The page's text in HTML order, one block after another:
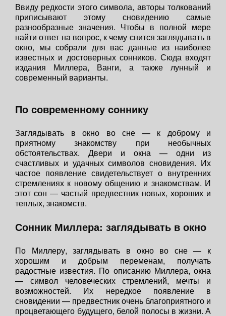
Ввиду редкости этого символа, авторы толкований
приписывают этому сновидению самые
разнообразные значения. Чтобы в полной мере
найти ответ на вопрос, к чему снится заглядывать в
окно, мы собрали для вас данные из наиболее
известных и достоверных сонников. Сюда входят
издания Миллера, Ванги, а также лунный и
современный варианты.
По современному соннику
Заглядывать в окно во сне — к доброму и
приятному знакомству при необычных
обстоятельствах. Двери и окна — одни из
счастливых и удачных символов сновидения. Их
частое появление свидетельствует о внутренних
стремлениях к новому общению и знакомствам. И
этот сон — частый предвестник новых, хороших и
теплых, знакомств.
Сонник Миллера: заглядывать в окно
По Миллеру, заглядывать в окно во сне — к
хорошим и добрым переменам, получать
радостные известия. По описанию Миллера, окна
— символ человеческих стремлений, мечты и
возможностей. Их нередкое появление в
сновидении — предвестник очень благоприятного и
процветающего будущего, белой полосы в жизни. А